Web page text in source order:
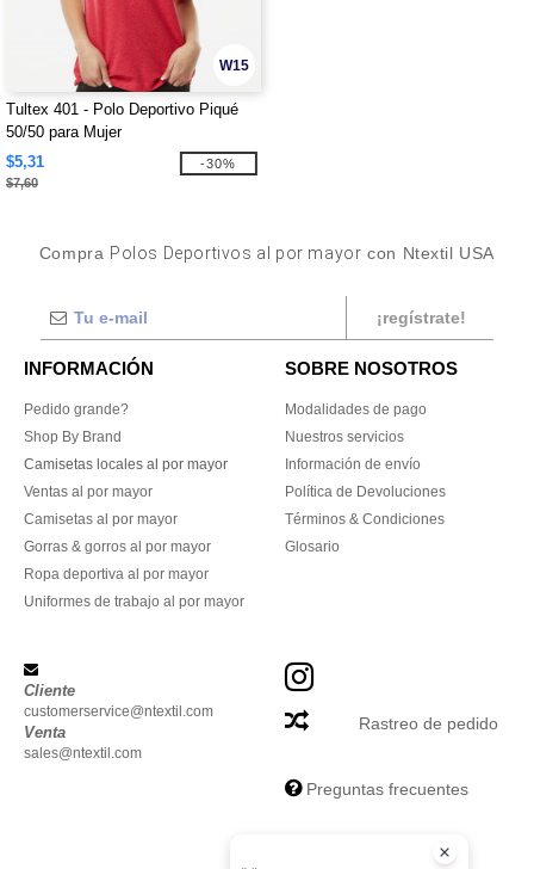
W15
Tultex 401 - Polo Deportivo Piqué
50/50 para Mujer
$5,31
$7,60
-30%
Compra Polos Deportivos al por mayor con Ntextil USA
¡regístrate!
INFORMACIÓN
Pedido grande?
Shop By Brand
Camisetas locales al por mayor
Ventas al por mayor
Camisetas al por mayor
Gorras & gorros al por mayor
Ropa deportiva al por mayor
Uniformes de trabajo al por mayor
SOBRE NOSOTROS
Modalidades de pago
Nuestros servicios
Información de envío
Política de Devoluciones
Términos & Condiciones
Glosario
Cliente
customerservice@ntextil.com
Venta
sales@ntextil.com
Rastreo de pedido
Preguntas frecuentes